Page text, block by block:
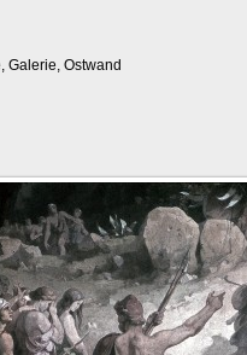
Galerie, Ostwand